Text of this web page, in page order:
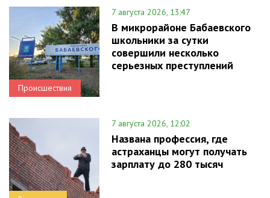
Происшествия
7 августа 2026, 13:47
В микрорайоне Бабаевского
школьники за сутки
совершили несколько
серьезных преступлений
7 августа 2026, 12:02
Названа профессия, где
астраханцы могут получать
зарплату до 280 тысяч